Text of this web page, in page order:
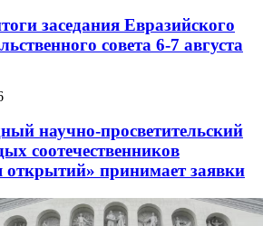
заседания Евразийского
совета 6-7 августа
научно-просветительский
соотечественников
открытий» принимает заявки